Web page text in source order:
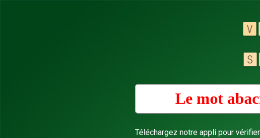
Le mot
Téléchargez notre appli pour